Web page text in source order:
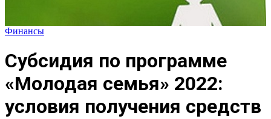
Финансы
Субсидия по программе
«Молодая семья» 2022:
условия получения средств